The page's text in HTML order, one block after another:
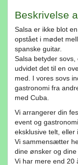
Beskrivelse
Salsa er ikke blot
opstået i mødet
spanske guitar.
Salsa betyder
udvidet det til en
med. I vores sovs
gastronomi fra
med Cuba.
Vi arrangerer din
event og
eksklusive telt, eller
Vi sammensætter
dine ønsker og
Vi har mere end 20